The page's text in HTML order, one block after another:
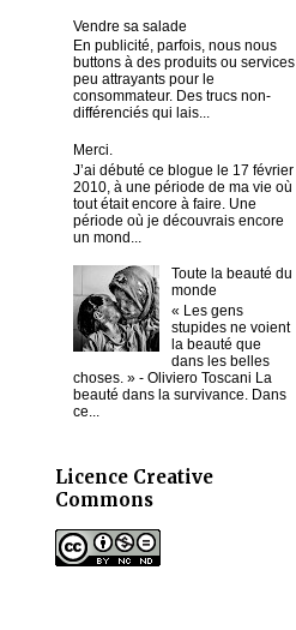
Vendre sa salade
En publicité, parfois, nous nous
buttons à des produits ou services
peu attrayants pour le
consommateur. Des trucs non-
différenciés qui lais...
Merci.
J’ai débuté ce blogue le 17 février
2010, à une période de ma vie où
tout était encore à faire. Une
période où je découvrais encore
un mond...
Toute la beauté du
monde
« Les gens
stupides ne voient
la beauté que
dans les belles
choses. » - Oliviero Toscani La
beauté dans la survivance. Dans
ce...
Licence Creative
Commons